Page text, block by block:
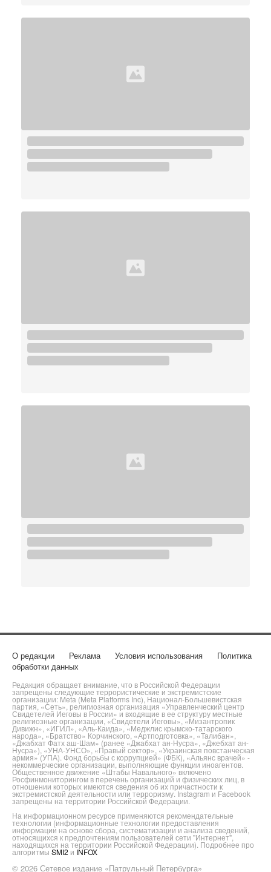
О редакции Реклама Условия использования
Политика
обработки данных
Редакция обращает внимание, что в Российской Федерации
запрещены следующие террористические и экстремистские
организации: Meta (Meta Platforms Inc), Национал-Большевистская
партия, «Сеть», религиозная организация «Управленческий центр
Свидетелей Иеговы в России» и входящие в ее структуру местные
религиозные организации, «Свидетели Иеговы», «Мизантропик
Дивижн», «ИГИЛ», «Аль-Каида», «Меджлис крымско-татарского
народа», «Братство» Корчинского, «Артподготовка», «Талибан»,
«Джабхат Фатх аш-Шам» (ранее «Джабхат ан-Нусра», «Джебхат ан-
Нусра»), «УНА-УНСО», «Правый сектор», «Украинская повстанческая
армия» (УПА). Фонд борьбы с коррупцией» (ФБК), «Альянс врачей» -
некоммерческие организации, выполняющие функции иноагентов.
Общественное движение «Штабы Навального» включено
Росфинмониторингом в перечень организаций и физических лиц, в
отношении которых имеются сведения об их причастности к
экстремистской деятельности или терроризму. Instagram и Facebook
запрещены на территории Российской Федерации.
На информационном ресурсе применяются рекомендательные
технологии (информационные технологии предоставления
информации на основе сбора, систематизации и анализа сведений,
относящихся к предпочтениям пользователей сети "Интернет",
находящихся на территории Российской Федерации). Подробнее про
алгоритмы SMI2 и INFOX
© 2026 Сетевое издание «Патрульный Петербурга»